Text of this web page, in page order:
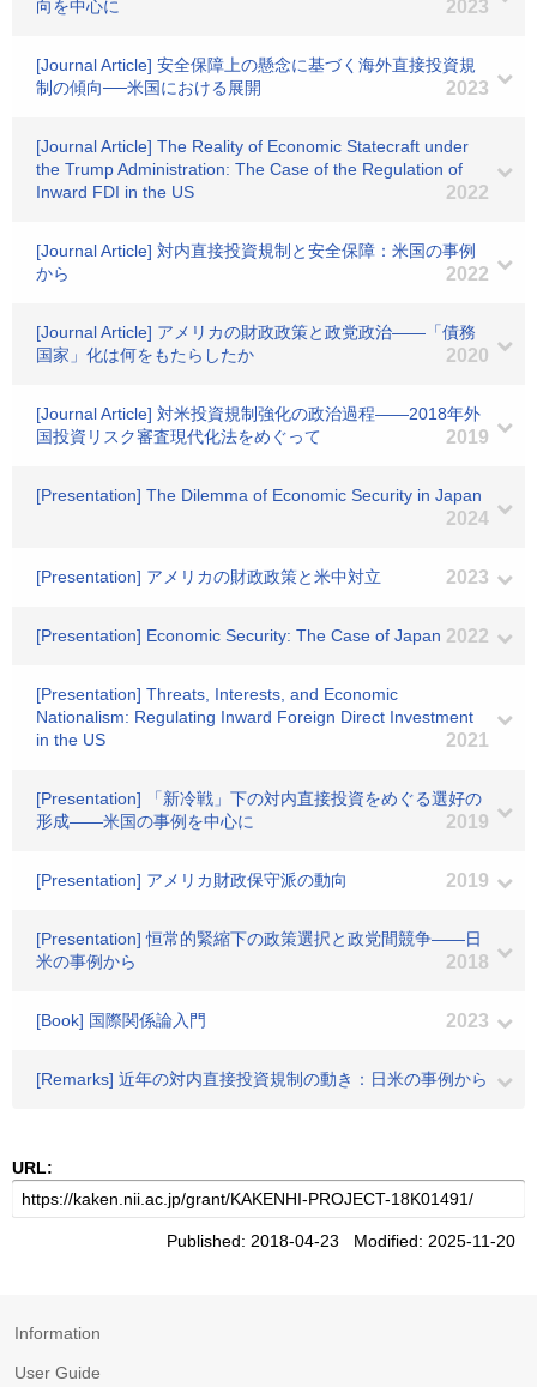
向を中心に
2023
[Journal Article] 安全保障上の懸念に基づく海外直接投資規
制の傾向──米国における展開
2023
[Journal Article] The Reality of Economic Statecraft under
the Trump Administration: The Case of the Regulation of
Inward FDI in the US
2022
[Journal Article] 対内直接投資規制と安全保障：米国の事例
から
2022
[Journal Article] アメリカの財政政策と政党政治――「債務
国家」化は何をもたらしたか
2020
[Journal Article] 対米投資規制強化の政治過程――2018年外
国投資リスク審査現代化法をめぐって
2019
[Presentation] The Dilemma of Economic Security in Japan
2024
[Presentation] アメリカの財政政策と米中対立 2023
[Presentation] Economic Security: The Case of Japan 2022
[Presentation] Threats, Interests, and Economic
Nationalism: Regulating Inward Foreign Direct Investment
in the US
2021
[Presentation] 「新冷戦」下の対内直接投資をめぐる選好の
形成――米国の事例を中心に
2019
[Presentation] アメリカ財政保守派の動向 2019
[Presentation] 恒常的緊縮下の政策選択と政党間競争――日
米の事例から
2018
[Book] 国際関係論入門 2023
[Remarks] 近年の対内直接投資規制の動き：日米の事例から
URL:
Published: 2018-04-23 Modified: 2025-11-20
Information
User Guide